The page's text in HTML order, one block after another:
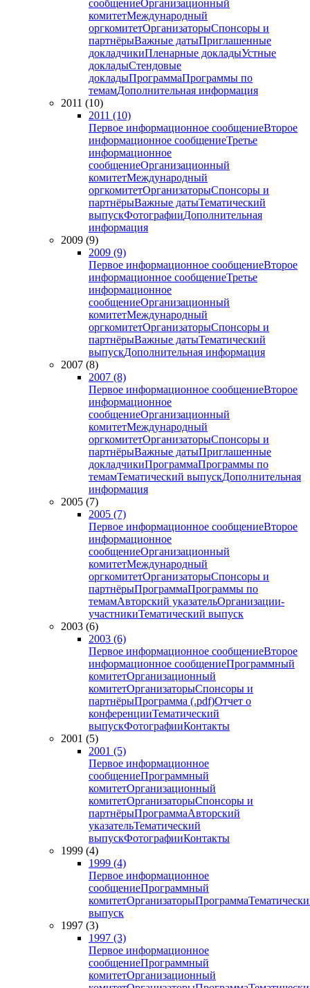
сообщениеОрганизационный
комитетМеждународный
оргкомитетОрганизаторыСпонсоры и
партнёрыВажные датыПриглашенные
докладчикиПленарные докладыУстные
докладыСтендовые
докладыПрограммаПрограммы по
темамДополнительная информация
2011 (10)
2011 (10)
Первое информационное сообщениеВторое
информационное сообщениеТретье
информационное
сообщениеОрганизационный
комитетМеждународный
оргкомитетОрганизаторыСпонсоры и
партнёрыВажные датыТематический
выпускФотографииДополнительная
информация
2009 (9)
2009 (9)
Первое информационное сообщениеВторое
информационное сообщениеТретье
информационное
сообщениеОрганизационный
комитетМеждународный
оргкомитетОрганизаторыСпонсоры и
партнёрыВажные датыТематический
выпускДополнительная информация
2007 (8)
2007 (8)
Первое информационное сообщениеВторое
информационное
сообщениеОрганизационный
комитетМеждународный
оргкомитетОрганизаторыСпонсоры и
партнёрыВажные датыПриглашенные
докладчикиПрограммаПрограммы по
темамТематический выпускДополнительная
информация
2005 (7)
2005 (7)
Первое информационное сообщениеВторое
информационное
сообщениеОрганизационный
комитетМеждународный
оргкомитетОрганизаторыСпонсоры и
партнёрыПрограммаПрограммы по
темамАвторский указательОрганизации-
участникиТематический выпуск
2003 (6)
2003 (6)
Первое информационное сообщениеВторое
информационное сообщениеПрограммный
комитетОрганизационный
комитетОрганизаторыСпонсоры и
партнёрыПрограмма (.pdf)Отчет о
конференцииТематический
выпускФотографииКонтакты
2001 (5)
2001 (5)
Первое информационное
сообщениеПрограммный
комитетОрганизационный
комитетОрганизаторыСпонсоры и
партнёрыПрограммаАвторский
указательТематический
выпускФотографииКонтакты
1999 (4)
1999 (4)
Первое информационное
сообщениеПрограммный
комитетОрганизаторыПрограмма
выпуск
1997 (3)
1997 (3)
Первое информационное
сообщениеПрограммный
комитетОрганизационный